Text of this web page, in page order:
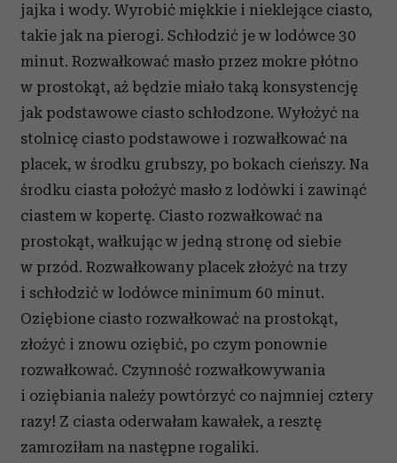
jajka i wody. Wyrobić miękkie i nieklejące ciasto,
takie jak na pierogi. Schłodzić je w lodówce 30
minut. Rozwałkować masło przez mokre płótno
w prostokąt, aż będzie miało taką konsystencję
jak podstawowe ciasto schłodzone. Wyłożyć na
stolnicę ciasto podstawowe i rozwałkować na
placek, w środku grubszy, po bokach cieńszy. Na
środku ciasta położyć masło z lodówki i zawinąć
ciastem w kopertę. Ciasto rozwałkować na
prostokąt, wałkując w jedną stronę od siebie
w przód. Rozwałkowany placek złożyć na trzy
i schłodzić w lodówce minimum 60 minut.
Oziębione ciasto rozwałkować na prostokąt,
złożyć i znowu oziębić, po czym ponownie
rozwałkować. Czynność rozwałkowywania
i oziębiania należy powtórzyć co najmniej cztery
razy! Z ciasta oderwałam kawałek, a resztę
zamroziłam na następne rogaliki.